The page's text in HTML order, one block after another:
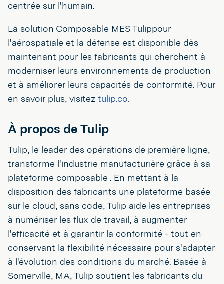
centrée sur l'humain.
La solution Composable MES Tulippour
l'aérospatiale et la défense est disponible dès
maintenant pour les fabricants qui cherchent à
moderniser leurs environnements de production
et à améliorer leurs capacités de conformité. Pour
en savoir plus, visitez tulip.co.
À propos de Tulip
Tulip, le leader des opérations de première ligne,
transforme l'industrie manufacturière grâce à sa
plateforme composable . En mettant à la
disposition des fabricants une plateforme basée
sur le cloud, sans code, Tulip aide les entreprises
à numériser les flux de travail, à augmenter
l'efficacité et à garantir la conformité - tout en
conservant la flexibilité nécessaire pour s'adapter
à l'évolution des conditions du marché. Basée à
Somerville, MA, Tulip soutient les fabricants du